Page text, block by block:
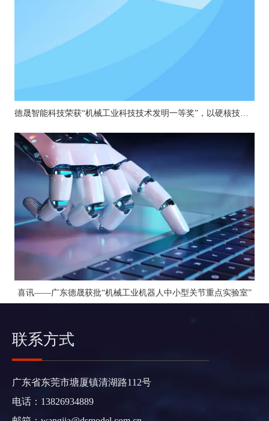
德晟智能科技荣获“机械工业科技技术发明一等奖”，以硬核技术引领机器人关节创新
喜讯——广东德晟获批“机械工业机器人中小型关节重点实验室”
联系方式
广东省东莞市塘厦镇清湖路112号
电话：13826934889